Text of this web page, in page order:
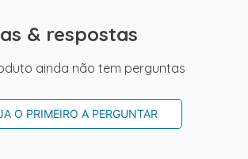
& respostas
ainda não tem perguntas
O PRIMEIRO A PERGUNTAR